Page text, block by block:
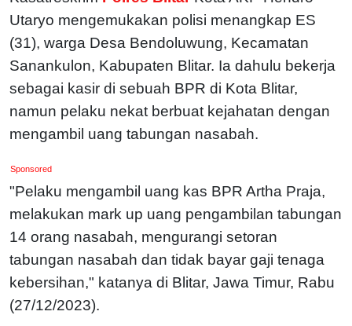
Utaryo mengemukakan polisi menangkap ES
(31), warga Desa Bendoluwung, Kecamatan
Sanankulon, Kabupaten Blitar. Ia dahulu bekerja
sebagai kasir di sebuah BPR di Kota Blitar,
namun pelaku nekat berbuat kejahatan dengan
mengambil uang tabungan nasabah.
Sponsored
"Pelaku mengambil uang kas BPR Artha Praja,
melakukan mark up uang pengambilan tabungan
14 orang nasabah, mengurangi setoran
tabungan nasabah dan tidak bayar gaji tenaga
kebersihan," katanya di Blitar, Jawa Timur, Rabu
(27/12/2023).